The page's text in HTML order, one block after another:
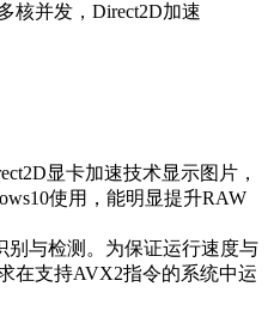
核并发，Direct2D加速
显卡加速技术显示图片，
使用，能明显提升RAW
别与检测。为保证运行速度与
在支持AVX2指令的系统中运